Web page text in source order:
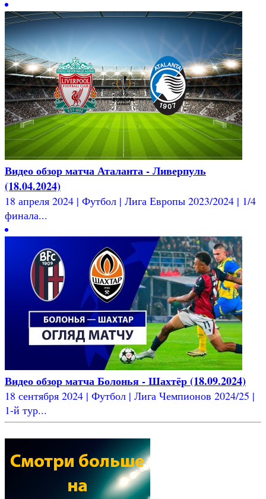
Видео обзор матча Аталанта - Ливерпуль
(18.04.2024)
18 апреля 2024 | Футбол | Лига Европы 2023/2024 | 1/4
финала...
Видео обзор матча Болонья - Шахтёр (18.09.2024)
18 сентября 2024 | Футбол | Лига Чемпионов 2024/25 |
1-й тур...